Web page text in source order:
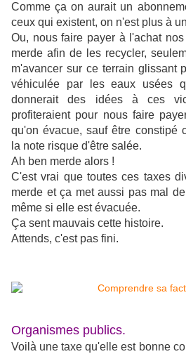
Comme ça on aurait un
ceux qui existent, on n'est plus à
Ou, nous faire payer à l'achat
merde afin de les recycler,
m'avancer sur ce terrain glissant
véhiculée par les eaux usées
donnerait des idées à ces
profiteraient pour nous faire
qu'on évacue, sauf être constipé
la note risque d'être salée.
Ah ben merde alors !
C'est vrai que toutes ces taxes
merde et ça met aussi pas mal
même si elle est évacuée.
Ça sent mauvais cette histoire.
Attends, c'est pas fini.
Organismes publics.
Voilà une taxe qu'elle est bonne